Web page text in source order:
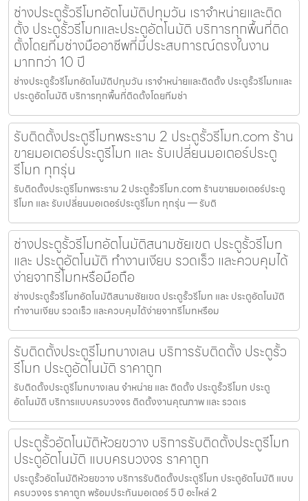
ช่างประตูรั้วรีโมทอัตโนมัติปทุมวัน เราจำหน่ายและติด
ตั้ง ประตูรั้วรีโมทและประตูอัตโนมัติ บริการทุกพื้นที่ติด
ตั้งโดยทีมช่างมืออาชีพที่มีประสบการณ์ตรงในงาน
มากกว่า 10 ปี
ช่างประตูรั้วรีโมทอัตโนมัติปทุมวัน เราจำหน่ายและติดตั้ง ประตูรั้วรีโมทและ
ประตูอัตโนมัติ บริการทุกพื้นที่ติดตั้งโดยทีมช่า
รับติดตั้งประตูรีโมทพระราม 2 ประตูรั้วรีโมท.com ร้าน
ขายมอเตอร์ประตูรีโมท และ รับเปลี่ยนมอเตอร์ประตู
รีโมท ทุกรุ่น
รับติดตั้งประตูรีโมทพระราม 2 ประตูรั้วรีโมท.com ร้านขายมอเตอร์ประตู
รีโมท และ รับเปลี่ยนมอเตอร์ประตูรีโมท ทุกรุ่น — รับติ
ช่างประตูรั้วรีโมทอัตโนมัติสนามชัยเขต ประตูรั้วรีโมท
และ ประตูอัตโนมัติ ทำงานเงียบ รวดเร็ว และควบคุมได้
ง่ายจากรีโมทหรือมือถือ
ช่างประตูรั้วรีโมทอัตโนมัติสนามชัยเขต ประตูรั้วรีโมท และ ประตูอัตโนมัติ
ทำงานเงียบ รวดเร็ว และควบคุมได้ง่ายจากรีโมทหรือม
รับติดตั้งประตูรีโมทบางเลน บริการรับติดตั้ง ประตูรั้ว
รีโมท ประตูอัตโนมัติ ราคาถูก
รับติดตั้งประตูรีโมทบางเลน จำหน่าย และ ติดตั้ง ประตูรั้วรีโมท ประตู
อัตโนมัติ บริการแบบครบวงจร ติดตั้งงานคุณภาพ และ รวดเร
ประตูรั้วอัตโนมัติห้วยขวาง บริการรับติดตั้งประตูรีโมท
ประตูอัตโนมัติ แบบครบวงจร ราคาถูก
ประตูรั้วอัตโนมัติห้วยขวาง บริการรับติดตั้งประตูรีโมท ประตูอัตโนมัติ แบบ
ครบวงจร ราคาถูก พร้อมประกันมอเตอร์ 5 ปี อะไหล่ 2